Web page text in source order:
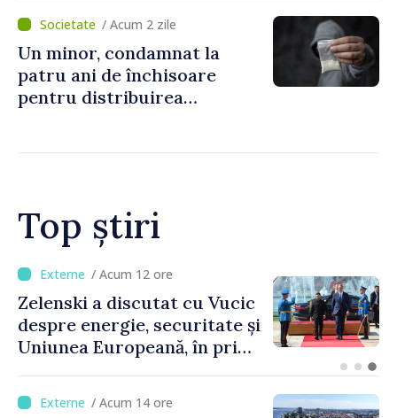
noastră rămâne puternică”
/ Acum 2 zile
Un minor, condamnat la
patru ani de închisoare
pentru distribuirea
Top știri
/ Acum 8 ore
Bulgaria: Ambasadoarea
Ucrainei, convocată la
Ministerul de Externe în
/ Acum 14 ore